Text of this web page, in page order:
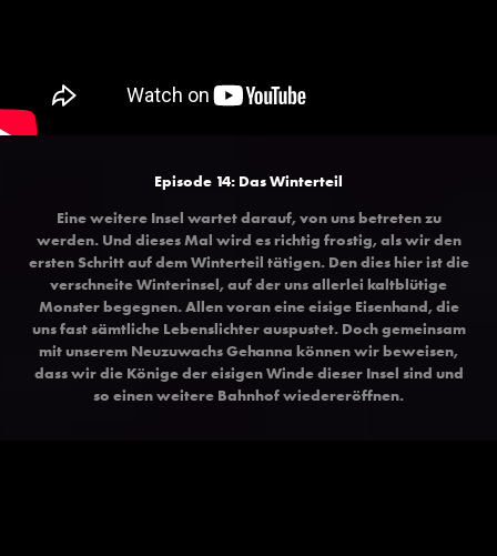
Episode 14: Das Winterteil
Eine weitere Insel wartet darauf, von uns betreten zu
werden. Und dieses Mal wird es richtig frostig, als wir den
ersten Schritt auf dem Winterteil tätigen. Den dies hier ist die
verschneite Winterinsel, auf der uns allerlei kaltblütige
Monster begegnen. Allen voran eine eisige Eisenhand, die
uns fast sämtliche Lebenslichter auspustet. Doch gemeinsam
mit unserem Neuzuwachs Gehanna können wir beweisen,
dass wir die Könige der eisigen Winde dieser Insel sind und
so einen weitere Bahnhof wiedereröffnen.